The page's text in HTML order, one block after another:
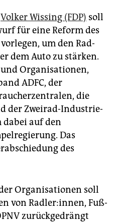
Volker Wissing (FDP) soll
für eine Reform des
um den Rad-
dem Auto zu stärken.
Organisationen,
ADFC, der
die
der Zweirad-Industrie-
dabei auf den
Das
des
Organisationen soll
von Radler:innen, Fuß­
zurückgedrängt